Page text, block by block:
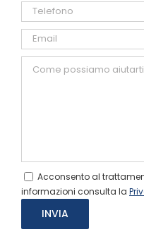
Acconsento al
informazioni consulta la